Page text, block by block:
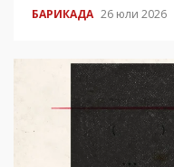
БАРИКАДА 26 юли 2026